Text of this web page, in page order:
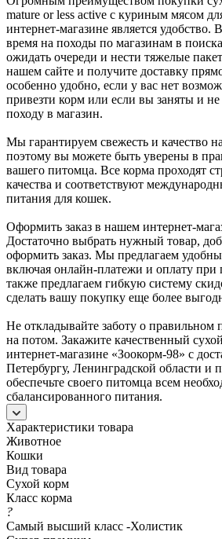
mature or less active с куриным мясом
интернет-магазине является удобство.
время на походы по магазинам в
ожидать очереди и нести тяжелые
нашем сайте и получите доставку
особенно удобно, если у вас нет
привезти корм или если вы заняты и
походу в магазин.
Мы гарантируем свежесть и качество
поэтому вы можете быть уверены в
вашего питомца. Все корма проходят
качества и соответствуют
питания для кошек.
Оформить заказ в нашем интернет-
Достаточно выбрать нужный товар,
оформить заказ. Мы предлагаем
включая онлайн-платежи и оплату
также предлагаем гибкую систему
сделать вашу покупку еще более
Не откладывайте заботу о
на потом. Закажите качественный
интернет-магазине «Зоокорм-98» с
Петербургу, Ленинградской области и
обеспечьте своего питомца всем
сбалансированного питания.
Характеристики товара
Животное
Кошки
Вид товара
Сухой корм
Класс корма
?
Самый высший класс -Холистик